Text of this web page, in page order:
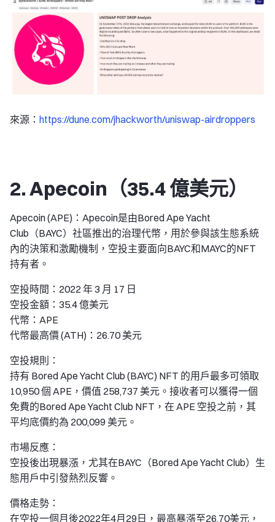
來源： https://dune.com/jhackworth/uniswap-airdroppers
2. Apecoin（35.4 億美元）
Apecoin (APE)：Apecoin是由Bored Ape Yacht
Club（BAYC）社區推出的治理代幣，用於參與該生態系統
內的決策和激勵機制，空投主要面向BAYC和MAYC的NFT
持有者。
空投時間：2022 年 3 月 17 日
空投金額：35.4 億美元
代幣：APE
代幣最高價 (ATH)：26.70 美元
空投規則：
持有 Bored Ape Yacht Club (BAYC) NFT 的用戶最多可領取
10,950 個 APE，價值 258,737 美元。接收者可以獲得一個
免費的Bored Ape Yacht Club NFT，在 APE 空投之前，其
平均底價約為 200,099 美元。
市場反應：
空投後出現暴漲，尤其在BAYC（Bored Ape Yacht Club）生
態用戶中引發熱烈反響。
價格走勢：
在空投一個月後2022年4月29日，最高暴漲至26.70美元，